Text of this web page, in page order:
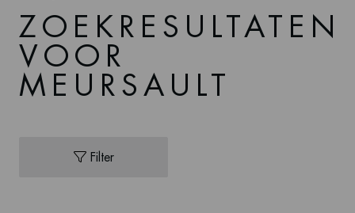
ZOEKRESULTATEN
VOOR
MEURSAULT
Filter